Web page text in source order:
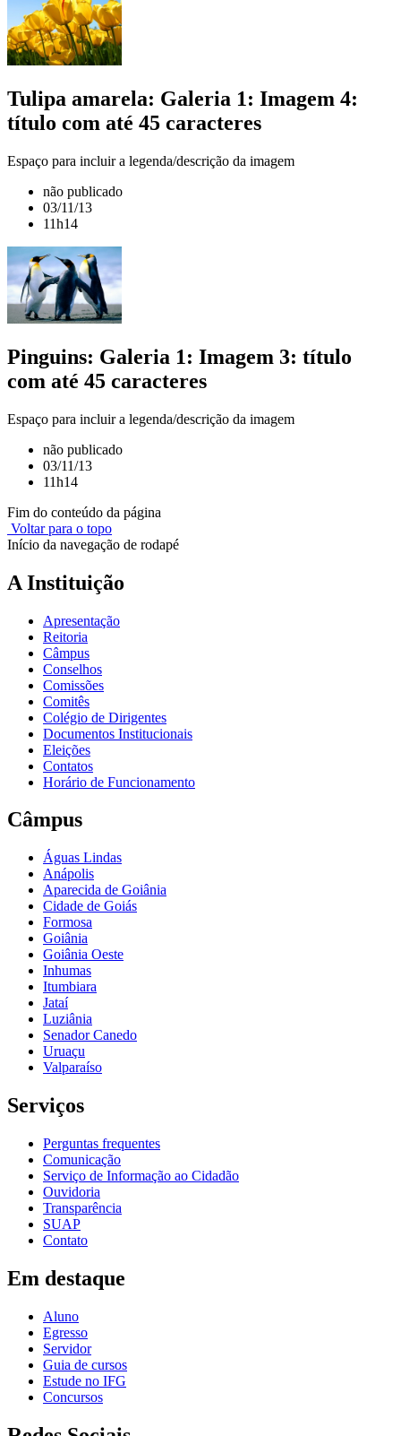
Tulipa amarela: Galeria 1: Imagem 4:
título com até 45 caracteres
Espaço para incluir a legenda/descrição da imagem
não publicado
03/11/13
11h14
Pinguins: Galeria 1: Imagem 3: título
com até 45 caracteres
Espaço para incluir a legenda/descrição da imagem
não publicado
03/11/13
11h14
Fim do conteúdo da página
Voltar para o topo
Início da navegação de rodapé
A Instituição
Apresentação
Reitoria
Câmpus
Conselhos
Comissões
Comitês
Colégio de Dirigentes
Documentos Institucionais
Eleições
Contatos
Horário de Funcionamento
Câmpus
Águas Lindas
Anápolis
Aparecida de Goiânia
Cidade de Goiás
Formosa
Goiânia
Goiânia Oeste
Inhumas
Itumbiara
Jataí
Luziânia
Senador Canedo
Uruaçu
Valparaíso
Serviços
Perguntas frequentes
Comunicação
Serviço de Informação ao Cidadão
Ouvidoria
Transparência
SUAP
Contato
Em destaque
Aluno
Egresso
Servidor
Guia de cursos
Estude no IFG
Concursos